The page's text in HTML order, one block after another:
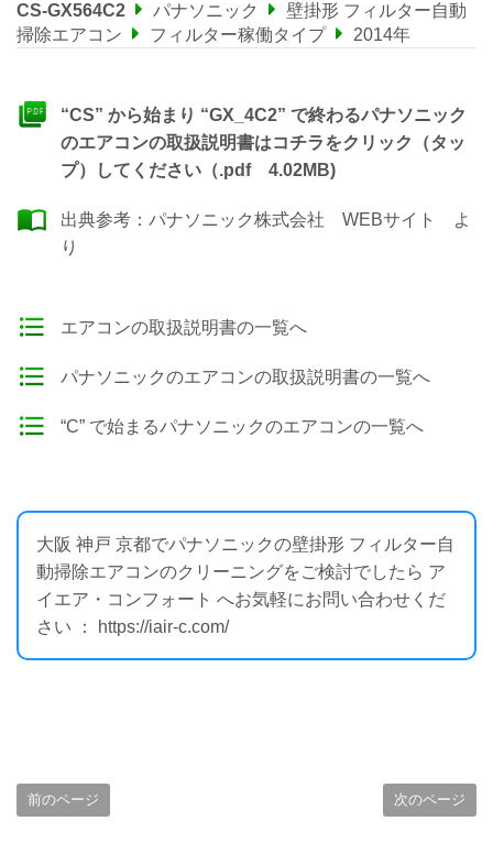
CS-GX564C2
パナソニック
壁掛形 フィルター自動
掃除エアコン
フィルター稼働タイプ 2014年
“CS” から始まり “GX_4C2” で終わるパナソニック
のエアコンの取扱説明書はコチラをクリック（タッ
プ）してください（.pdf 4.02MB)
出典参考： パナソニック株式会社 WEBサイト
よ
り
エアコンの取扱説明書の一覧へ
パナソニックのエアコンの取扱説明書の一覧へ
“C” で始まるパナソニックのエアコンの一覧へ
大阪 神戸 京都でパナソニックの壁掛形 フィルター自
動掃除エアコンのクリーニングをご検討でしたら ア
イエア・コンフォート へお気軽にお問い合わせくだ
さい ： https://iair-c.com/
前のページ 次のページ